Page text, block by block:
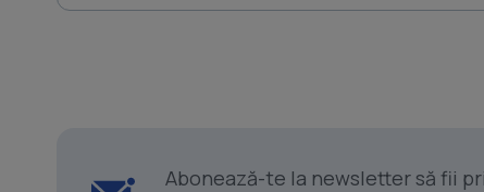
Abonează-te la newsletter să fii